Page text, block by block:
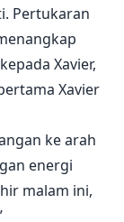
Pertukaran
Xavier,
Xavier
ke arah
energi
malam ini,